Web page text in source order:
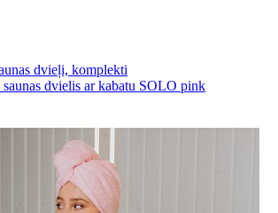
dvieļi, komplekti
saunas dvielis ar kabatu SOLO pink